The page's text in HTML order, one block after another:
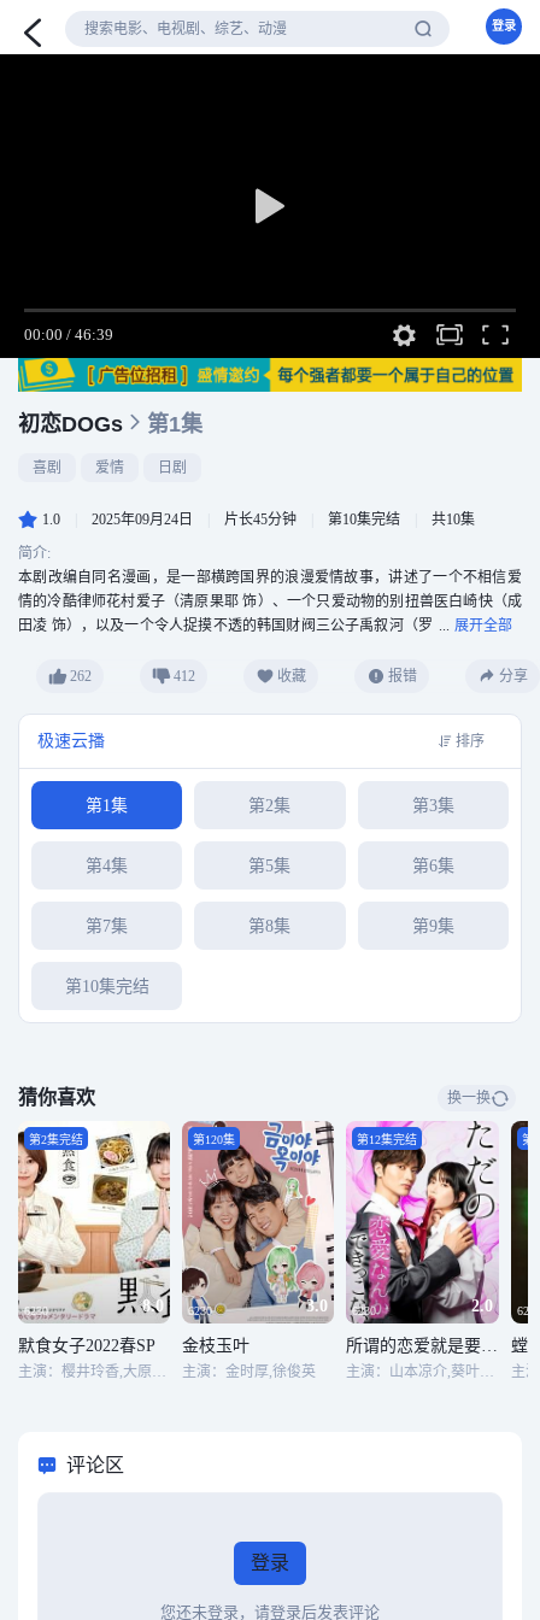
登录
初恋DOGs 第1集
喜剧 爱情 日剧
1.0 2025年09月24日 片长45分钟 第10集完结
共10集
简介:
本剧改编自同名漫画，是一部横跨国界的浪漫爱情故事，讲述了一个不相信爱
情的冷酷律师花村爱子（清原果耶 饰）、一个只爱动物的别扭兽医白崎快（成
田凌 饰），以及一个令人捉摸不透的韩国财阀三公子禹叙河（罗
262
412 收藏 报错 分享
极速云播 排序
第1集 第2集 第3集
第4集 第5集 第6集
第7集 第8集 第9集
第10集完结
猜你喜欢 换一换
6230 8.0
第2集完结
默食女子2022春SP
主演：樱井玲香,大原优乃
6230 3.0
第120集
金枝玉叶
主演：金时厚,徐俊英
6230 2.0
第12集完结
所谓的恋爱就是要色香味俱全
主演：山本凉介,葵叶望,门间航,鲇川桃果
6230
第
螳
主
评论区
登录
您还未登录，请登录后发表评论